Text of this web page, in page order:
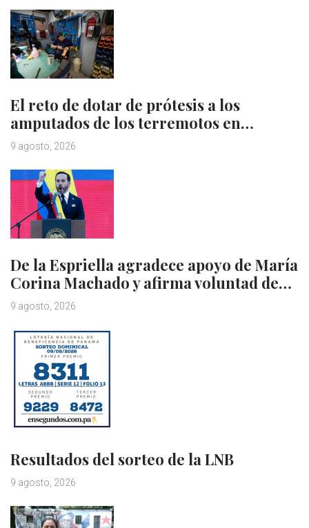
El reto de dotar de prótesis a los
amputados de los terremotos en…
9 agosto, 2026
De la Espriella agradece apoyo de María
Corina Machado y afirma voluntad de…
9 agosto, 2026
Resultados del sorteo de la LNB
9 agosto, 2026